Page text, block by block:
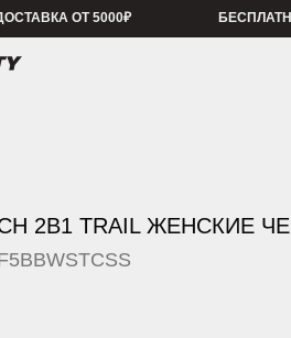
БЕСПЛАТНАЯ ДОСТАВКА ОТ
2В1 TRAIL ЖЕНСКИЕ